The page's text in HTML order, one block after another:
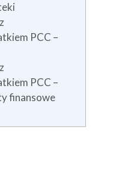
PCC –
PCC –
finansowe